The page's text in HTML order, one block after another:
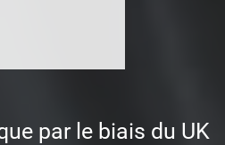
par le biais du UK